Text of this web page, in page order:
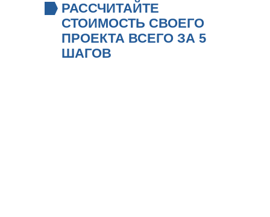
РАССЧИТАЙТЕ
СТОИМОСТЬ СВОЕГО
ПРОЕКТА ВСЕГО ЗА 5
ШАГОВ